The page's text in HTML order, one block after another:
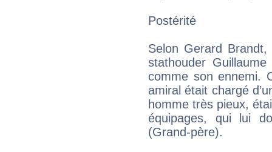
Postérité
Selon Gerard
stathouder
comme son ennemi.
amiral était chargé
homme très pieux,
équipages, qui lui
(Grand-père).